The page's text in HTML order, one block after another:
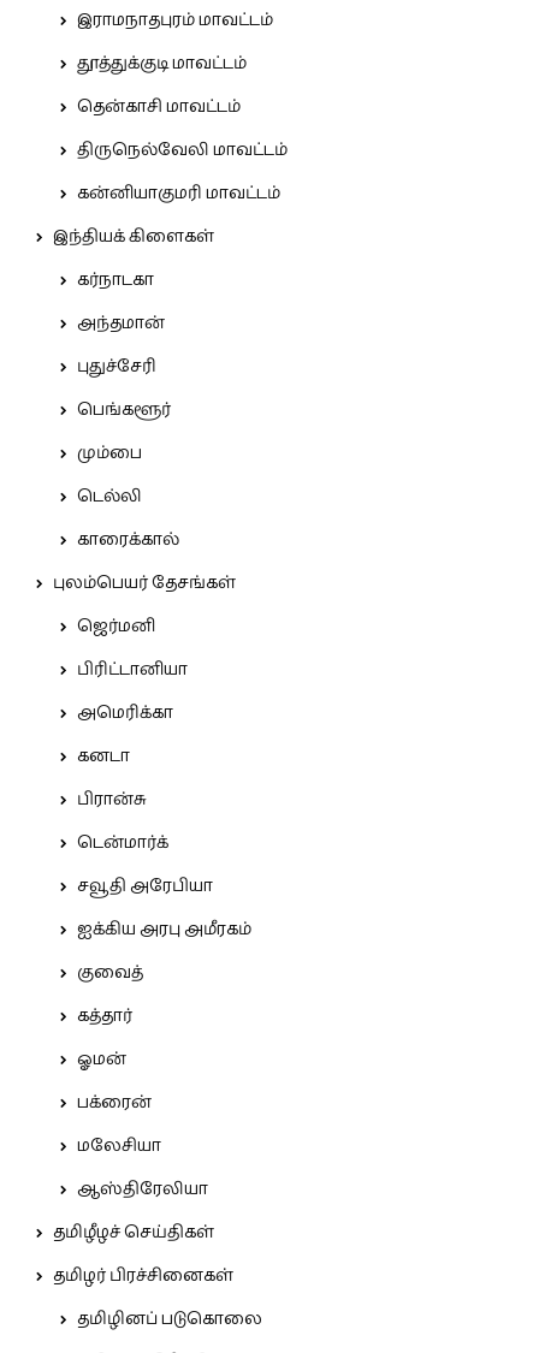
இராமநாதபுரம் மாவட்டம்
தூத்துக்குடி மாவட்டம்
தென்காசி மாவட்டம்
திருநெல்வேலி மாவட்டம்
கன்னியாகுமரி மாவட்டம்
இந்தியக் கிளைகள்
கர்நாடகா
அந்தமான்
புதுச்சேரி
பெங்களூர்
மும்பை
டெல்லி
காரைக்கால்
புலம்பெயர் தேசங்கள்
ஜெர்மனி
பிரிட்டானியா
அமெரிக்கா
கனடா
பிரான்சு
டென்மார்க்
சவூதி அரேபியா
ஐக்கிய அரபு அமீரகம்
குவைத்
கத்தார்
ஓமன்
பக்ரைன்
மலேசியா
ஆஸ்திரேலியா
தமிழீழச் செய்திகள்
தமிழர் பிரச்சினைகள்
தமிழினப் படுகொலை